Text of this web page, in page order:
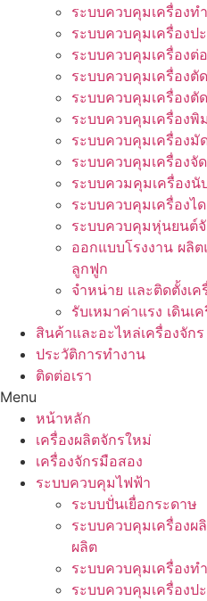
ระบบควบคุมเครื่องท
ระบบควบคุมเครื่องป
ระบบควบคุมเครื่องต่
ระบบควบคุมเครื่องตั
ระบบควบคุมเครื่องตั
ระบบควบคุมเครื่อง
ระบบควบคุมเครื่อง
ระบบควบคุมเครื่องจั
ระบบควมคุมเครื่อง
ระบบควบคุมเครื่องไ
ระบบควบคุมหุ่นยนต์จั
ออกแบบโรงงาน ผลิ
ลูกฟูก
จำหน่าย และติดตั้งเค
รับเหมาค่าแรง เดิน
สินค้าและอะไหล่เครื่องจักร
ประวัติการทำงาน
ติดต่อเรา
Menu
หน้าหลัก
เครื่องผลิตจักรใหม่
เครื่องจักรมือสอง
ระบบควบคุมไฟฟ้า
ระบบปั่นเยื่อกระดาษ
ระบบควบคุมเครื่องผ
ผลิต
ระบบควบคุมเครื่องท
ระบบควบคุมเครื่องป